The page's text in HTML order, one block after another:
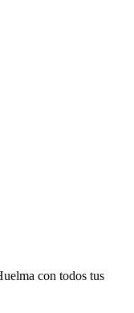
con todos tus